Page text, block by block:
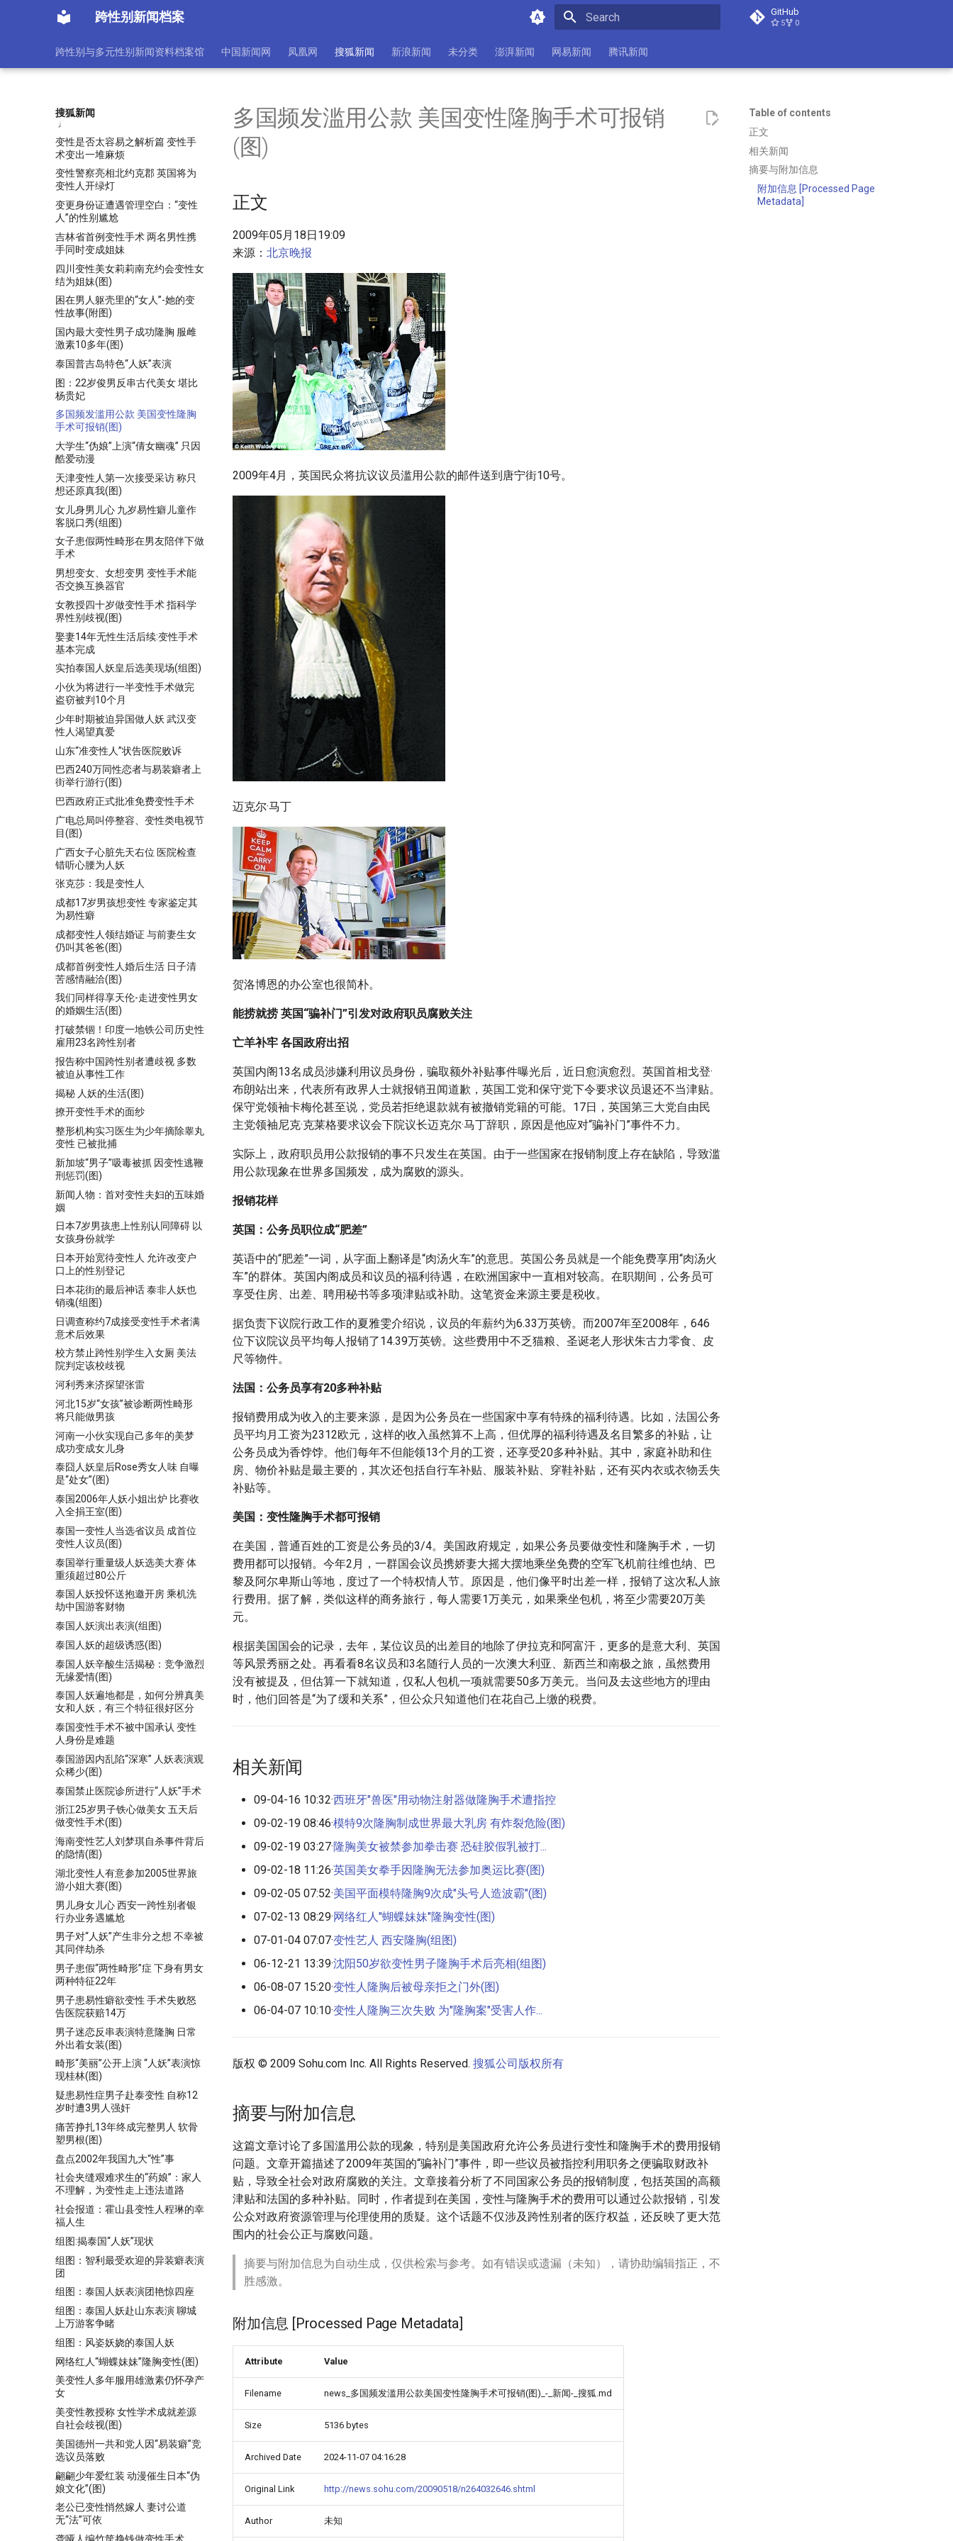
跨性别新闻档案 GitHub
5 0
跨性别与多元性别新闻资料档案馆 中国新闻网 凤凰网 搜狐新闻 新浪新闻 未分类 澎湃新闻 网易新闻 腾讯新闻
搜狐新闻
变性人：非常求职路(图)
变性博士面对媒体指正不实炒作
变性后仍不是“女人” 江苏变性人术
后不“性福”
变性手术后美梦成真 “她“与她结婚
了
变性是否太容易之解析篇 变性手
术变出一堆麻烦
变性警察亮相北约克郡 英国将为
变性人开绿灯
变更身份证遭遇管理空白：“变性
人”的性别尴尬
吉林省首例变性手术 两名男性携
手同时变成姐妹
四川变性美女莉莉南充约会变性女
结为姐妹(图)
困在男人躯壳里的“女人”-她的变
性故事(附图)
国内最大变性男子成功隆胸 服雌
激素10多年(图)
泰国普吉岛特色“人妖”表演
图：22岁俊男反串古代美女 堪比
杨贵妃
多国频发滥用公款 美国变性隆胸
手术可报销(图)
大学生“伪娘”上演“倩女幽魂” 只因
酷爱动漫
天津变性人第一次接受采访 称只
想还原真我(图)
女儿身男儿心 九岁易性癖儿童作
客脱口秀(组图)
女子患假两性畸形在男友陪伴下做
手术
男想变女、女想变男 变性手术能
否交换互换器官
女教授四十岁做变性手术 指科学
界性别歧视(图)
娶妻14年无性生活后续:变性手术
基本完成
实拍泰国人妖皇后选美现场(组图)
小伙为将进行一半变性手术做完
盗窃被判10个月
少年时期被迫异国做人妖 武汉变
性人渴望真爱
山东“准变性人”状告医院败诉
巴西240万同性恋者与易装癖者上
街举行游行(图)
巴西政府正式批准免费变性手术
广电总局叫停整容、变性类电视节
目(图)
广西女子心脏先天右位 医院检查
错听心腰为人妖
张克莎：我是变性人
成都17岁男孩想变性 专家鉴定其
为易性癖
成都变性人领结婚证 与前妻生女
仍叫其爸爸(图)
成都首例变性人婚后生活 日子清
苦感情融洽(图)
我们同样得享天伦-走进变性男女
的婚姻生活(图)
打破禁锢！印度一地铁公司历史性
雇用23名跨性别者
报告称中国跨性别者遭歧视 多数
被迫从事性工作
揭秘 人妖的生活(图)
撩开变性手术的面纱
整形机构实习医生为少年摘除睾丸
变性 已被批捕
新加坡“男子”吸毒被抓 因变性逃鞭
刑惩罚(图)
新闻人物：首对变性夫妇的五味婚
姻
日本7岁男孩患上性别认同障碍 以
女孩身份就学
日本开始宽待变性人 允许改变户
口上的性别登记
日本花街的最后神话 泰非人妖也
销魂(组图)
日调查称约7成接受变性手术者满
意术后效果
校方禁止跨性别学生入女厕 美法
院判定该校歧视
河利秀来济探望张雷
河北15岁“女孩”被诊断两性畸形
将只能做男孩
河南一小伙实现自己多年的美梦
成功变成女儿身
泰囧人妖皇后Rose秀女人味 自曝
是“处女”(图)
泰国2006年人妖小姐出炉 比赛收
入全捐王室(图)
泰国一变性人当选省议员 成首位
变性人议员(图)
泰国举行重量级人妖选美大赛 体
重须超过80公斤
泰国人妖投怀送抱邀开房 乘机洗
劫中国游客财物
泰国人妖演出表演(组图)
泰国人妖的超级诱惑(图)
泰国人妖辛酸生活揭秘：竞争激烈
无缘爱情(图)
泰国人妖遍地都是，如何分辨真美
女和人妖，有三个特征很好区分
泰国变性手术不被中国承认 变性
人身份是难题
泰国游因内乱陷“深寒” 人妖表演观
众稀少(图)
泰国禁止医院诊所进行“人妖”手术
浙江25岁男子铁心做美女 五天后
做变性手术(图)
海南变性艺人刘梦琪自杀事件背后
的隐情(图)
湖北变性人有意参加2005世界旅
游小姐大赛(图)
男儿身女儿心 西安一跨性别者银
行办业务遇尴尬
男子对“人妖”产生非分之想 不幸被
其同伴劫杀
男子患假“两性畸形”症 下身有男女
两种特征22年
男子患易性癖欲变性 手术失败怒
告医院获赔14万
男子迷恋反串表演特意隆胸 日常
外出着女装(图)
畸形“美丽”公开上演 “人妖”表演惊
现桂林(图)
疑患易性症男子赴泰变性 自称12
岁时遭3男人强奸
痛苦挣扎13年终成完整男人 软骨
塑男根(图)
盘点2002年我国九大“性”事
社会夹缝艰难求生的“药娘”：家人
不理解，为变性走上违法道路
社会报道：霍山县变性人程琳的幸
福人生
组图:揭泰国“人妖”现状
组图：智利最受欢迎的异装癖表演
团
组图：泰国人妖表演团艳惊四座
组图：泰国人妖赴山东表演 聊城
上万游客争睹
组图：风姿妖娆的泰国人妖
网络红人“蝴蝶妹妹”隆胸变性(图)
美变性人多年服用雄激素仍怀孕产
女
美变性教授称 女性学术成就差源
自社会歧视(图)
美国德州一共和党人因“易装癖”竞
选议员落败
翩翩少年爱红装 动漫催生日本“伪
娘文化”(图)
老公已变性悄然嫁人 妻讨公道
无“法”可依
Table of contents
正文
相关新闻
摘要与附加信息
附加信息 [Processed Page
Metadata]
多国频发滥用公款 美国变性隆胸手术可报销
(图)
正文
2009年05月18日19:09
来源： 北京晚报
2009年4月，英国民众将抗议议员滥用公款的邮件送到唐宁街10号。
迈克尔·马丁
贺洛博恩的办公室也很简朴。
能捞就捞 英国“骗补门”引发对政府职员腐败关注
亡羊补牢 各国政府出招
英国内阁13名成员涉嫌利用议员身份，骗取额外补贴事件曝光后，近日愈演愈烈。英国首相戈登·
布朗站出来，代表所有政界人士就报销丑闻道歉，英国工党和保守党下令要求议员退还不当津贴。
保守党领袖卡梅伦甚至说，党员若拒绝退款就有被撤销党籍的可能。17日，英国第三大党自由民
主党领袖尼克·克莱格要求议会下院议长迈克尔·马丁辞职，原因是他应对“骗补门”事件不力。
实际上，政府职员用公款报销的事不只发生在英国。由于一些国家在报销制度上存在缺陷，导致滥
用公款现象在世界多国频发，成为腐败的源头。
报销花样
英国：公务员职位成“肥差”
英语中的“肥差”一词，从字面上翻译是“肉汤火车”的意思。英国公务员就是一个能免费享用“肉汤火
车”的群体。英国内阁成员和议员的福利待遇，在欧洲国家中一直相对较高。在职期间，公务员可
享受住房、出差、聘用秘书等多项津贴或补助。这笔资金来源主要是税收。
据负责下议院行政工作的夏雅雯介绍说，议员的年薪约为6.33万英镑。而2007年至2008年，646
位下议院议员平均每人报销了14.39万英镑。这些费用中不乏猫粮、圣诞老人形状朱古力零食、皮
尺等物件。
法国：公务员享有20多种补贴
报销费用成为收入的主要来源，是因为公务员在一些国家中享有特殊的福利待遇。比如，法国公务
员平均月工资为2312欧元，这样的收入虽然算不上高，但优厚的福利待遇及名目繁多的补贴，让
公务员成为香饽饽。他们每年不但能领13个月的工资，还享受20多种补贴。其中，家庭补助和住
房、物价补贴是最主要的，其次还包括自行车补贴、服装补贴、穿鞋补贴，还有买内衣或衣物丢失
补贴等。
美国：变性隆胸手术都可报销
在美国，普通百姓的工资是公务员的3/4。美国政府规定，如果公务员要做变性和隆胸手术，一切
费用都可以报销。今年2月，一群国会议员携娇妻大摇大摆地乘坐免费的空军飞机前往维也纳、巴
黎及阿尔卑斯山等地，度过了一个特权情人节。原因是，他们像平时出差一样，报销了这次私人旅
行费用。据了解，类似这样的商务旅行，每人需要1万美元，如果乘坐包机，将至少需要20万美
元。
根据美国国会的记录，去年，某位议员的出差目的地除了伊拉克和阿富汗，更多的是意大利、英国
等风景秀丽之处。再看看8名议员和3名随行人员的一次澳大利亚、新西兰和南极之旅，虽然费用
没有被提及，但估算一下就知道，仅私人包机一项就需要50多万美元。当问及去这些地方的理由
时，他们回答是“为了缓和关系”，但公众只知道他们在花自己上缴的税费。
相关新闻
09-04-16 10:32·西班牙"兽医"用动物注射器做隆胸手术遭指控
09-02-19 08:46·模特9次隆胸制成世界最大乳房 有炸裂危险(图)
09-02-19 03:27·隆胸美女被禁参加拳击赛 恐硅胶假乳被打...
09-02-18 11:26·英国美女拳手因隆胸无法参加奥运比赛(图)
09-02-05 07:52·美国平面模特隆胸9次成"头号人造波霸"(图)
07-02-13 08:29·网络红人"蝴蝶妹妹"隆胸变性(图)
07-01-04 07:07·变性艺人 西安隆胸(组图)
06-12-21 13:39·沈阳50岁欲变性男子隆胸手术后亮相(组图)
06-08-07 15:20·变性人隆胸后被母亲拒之门外(图)
06-04-07 10:10·变性人隆胸三次失败 为"隆胸案"受害人作...
版权 © 2009 Sohu.com Inc. All Rights Reserved. 搜狐公司版权所有
摘要与附加信息
这篇文章讨论了多国滥用公款的现象，特别是美国政府允许公务员进行变性和隆胸手术的费用报销
问题。文章开篇描述了2009年英国的“骗补门”事件，即一些议员被指控利用职务之便骗取财政补
贴，导致全社会对政府腐败的关注。文章接着分析了不同国家公务员的报销制度，包括英国的高额
津贴和法国的多种补贴。同时，作者提到在美国，变性与隆胸手术的费用可以通过公款报销，引发
公众对政府资源管理与伦理使用的质疑。这个话题不仅涉及跨性别者的医疗权益，还反映了更大范
围内的社会公正与腐败问题。
摘要与附加信息为自动生成，仅供检索与参考。如有错误或遗漏（未知），请协助编辑指正，不
胜感激。
附加信息 [Processed Page Metadata]
Attribute Value
Filename news_多国频发滥用公款美国变性隆胸手术可报销(图)_-_新闻-_搜狐.md
Size 5136 bytes
Archived Date 2024-11-07 04:16:28
Original Link http://news.sohu.com/20090518/n264032646.shtml
Author 未知